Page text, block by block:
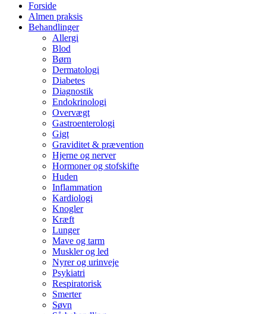
Forside
Almen praksis
Behandlinger
Allergi
Blod
Børn
Dermatologi
Diabetes
Diagnostik
Endokrinologi
Overvægt
Gastroenterologi
Gigt
Graviditet & prævention
Hjerne og nerver
Hormoner og stofskifte
Huden
Inflammation
Kardiologi
Knogler
Kræft
Lunger
Mave og tarm
Muskler og led
Nyrer og urinveje
Psykiatri
Respiratorisk
Smerter
Søvn